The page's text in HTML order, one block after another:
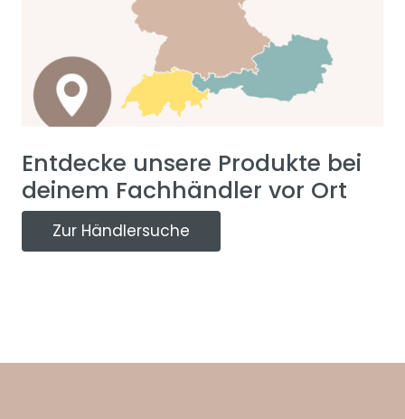
Entdecke unsere Produkte bei
deinem Fachhändler vor Ort
Zur Händlersuche